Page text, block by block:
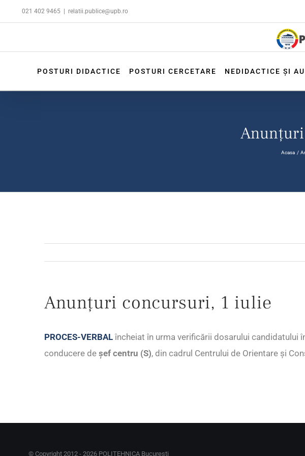
to
021 402 9465 relatii.publice@upb.ro
POSTURI DIDACTICE POSTURI CERCETARE NEDIDACTICE ȘI
Acasa
Anunțuri concursuri, 1 iulie
PROCES-VERBAL încheiat în urma verificării dosarului candidatului
conducere de șef centru (S), din cadrul Centrului de Orientare și
© Copyright 2012 - 2026 POLITEHNICA București